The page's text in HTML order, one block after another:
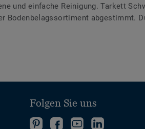
und einfache Reinigung. Tarkett
abgestimmt.
Folgen Sie uns
FolgenFolgenFolgeFolgen